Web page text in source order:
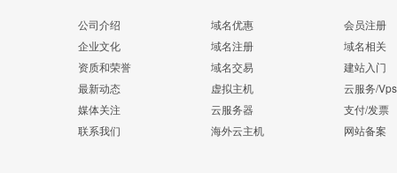
公司介绍
企业文化
资质和荣誉
最新动态
媒体关注
联系我们
域名优惠
域名注册
域名交易
虚拟主机
云服务器
海外云主机
会员注册
域名相关
建站入门
云服务/Vps
支付/发票
网站备案